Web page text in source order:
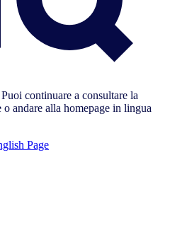
continuare a consultare la
andare alla homepage in lingua
Page